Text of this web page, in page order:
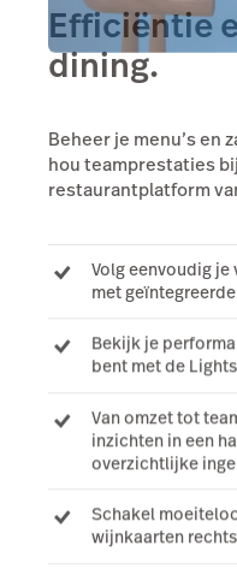
Efficiëntie
dining.
Beheer je menu’s en
hou teamprestaties
restaurantplatform
Volg eenvoudig je
met
Bekijk je
bent met de
Van omzet tot
inzichten in een
overzichtlijke
Schakel
wijnkaarten